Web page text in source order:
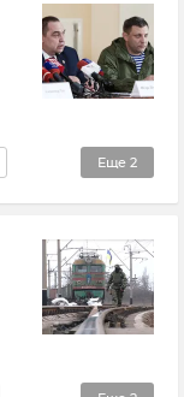
Еще 2